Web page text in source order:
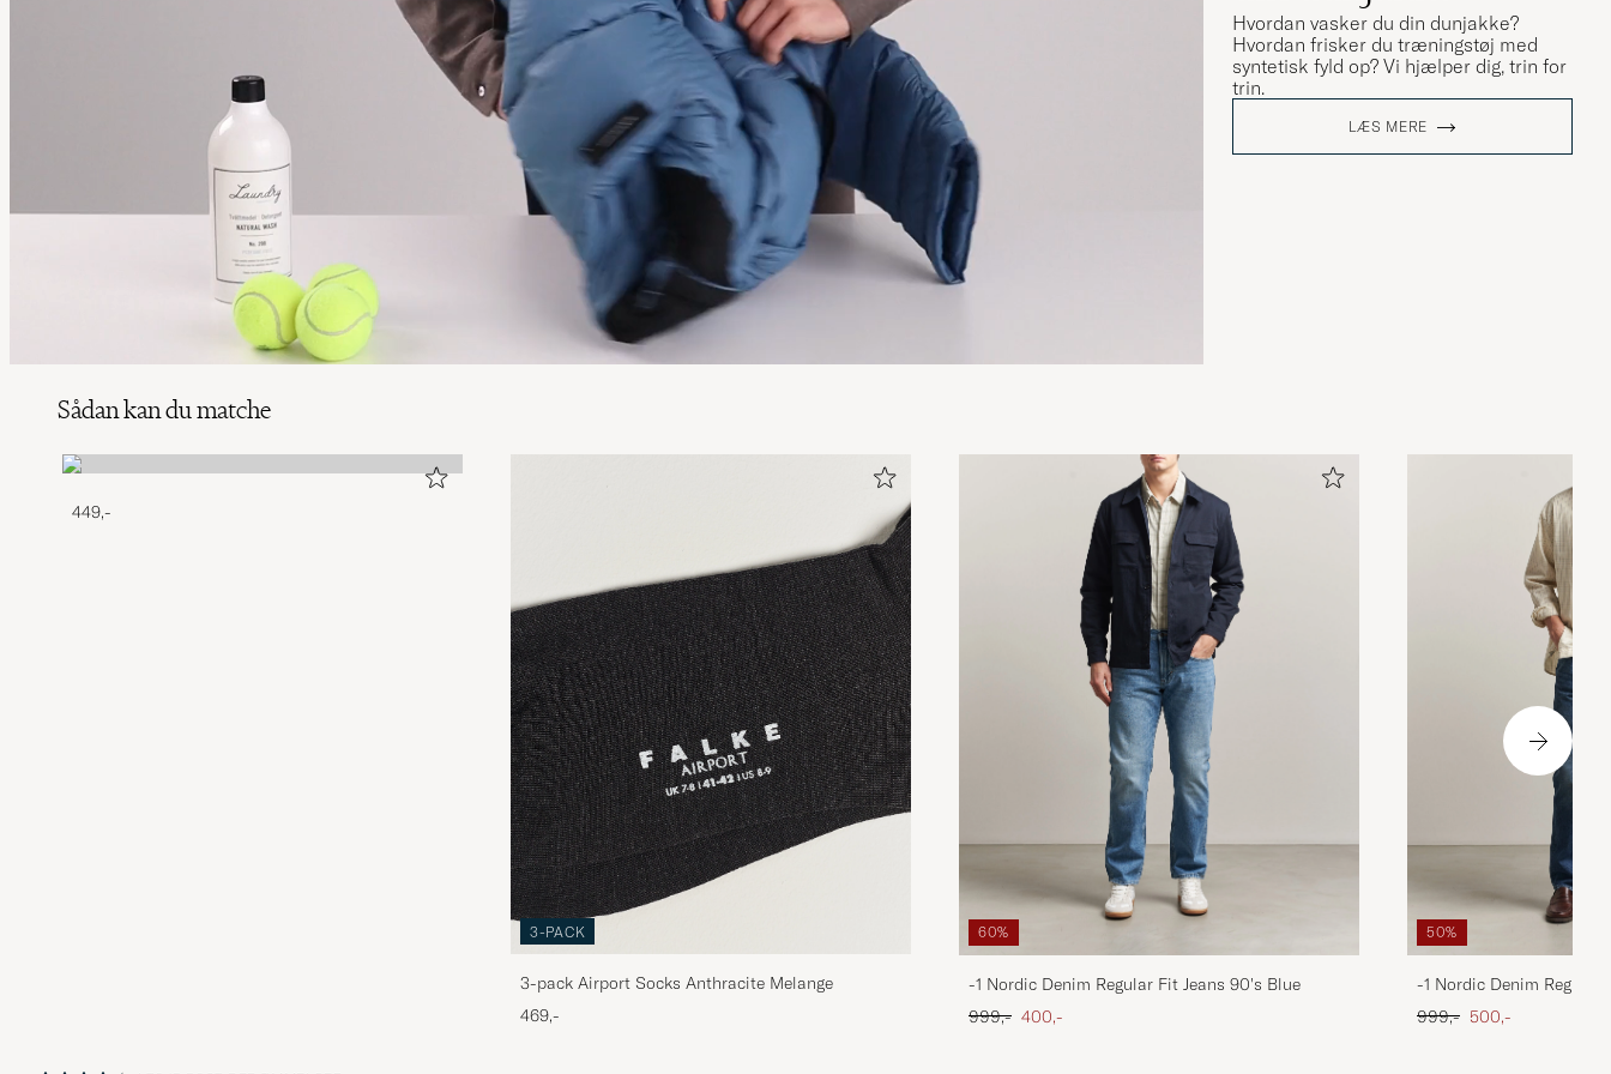
Hvordan vasker du din dunjakke?
Hvordan frisker du træningstøj med
syntetisk fyld op? Vi hjælper dig, trin for
trin.
LÆS MERE
Sådan kan du matche
449,-
3-PACK
3-pack Airport Socks Anthracite Melange
469,-
60%
-1 Nordic Denim Regular Fit Jeans 90's Blue
Ordinary pris
999,- Nedsat pris
400,-
50%
-1 Nordic Denim Regular
Ordinary pris
999,- Nedsat pris
500,-